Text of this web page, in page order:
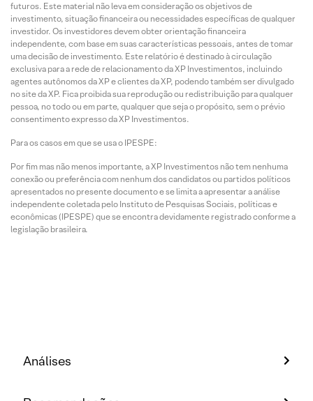
futuros. Este material não leva em consideração os objetivos de
investimento, situação financeira ou necessidades específicas de qualquer
investidor. Os investidores devem obter orientação financeira
independente, com base em suas características pessoais, antes de tomar
uma decisão de investimento. Este relatório é destinado à circulação
exclusiva para a rede de relacionamento da XP Investimentos, incluindo
agentes autônomos da XP e clientes da XP, podendo também ser divulgado
no site da XP. Fica proibida sua reprodução ou redistribuição para qualquer
pessoa, no todo ou em parte, qualquer que seja o propósito, sem o prévio
consentimento expresso da XP Investimentos.
Para os casos em que se usa o IPESPE:
Por fim mas não menos importante, a XP Investimentos não tem nenhuma
conexão ou preferência com nenhum dos candidatos ou partidos políticos
apresentados no presente documento e se limita a apresentar a análise
independente coletada pelo Instituto de Pesquisas Sociais, políticas e
econômicas (IPESPE) que se encontra devidamente registrado conforme a
legislação brasileira.
Análises